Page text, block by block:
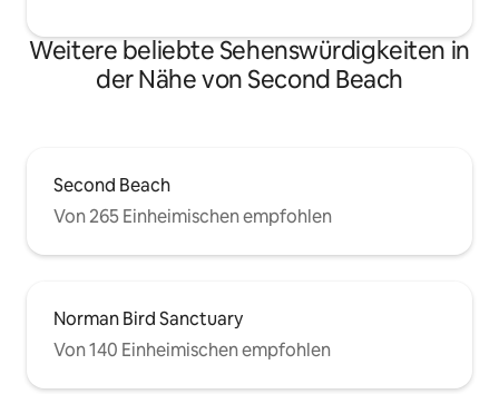
Weitere beliebte Sehenswürdigkeiten in
der Nähe von Second Beach
Second Beach
Von 265 Einheimischen empfohlen
Norman Bird Sanctuary
Von 140 Einheimischen empfohlen